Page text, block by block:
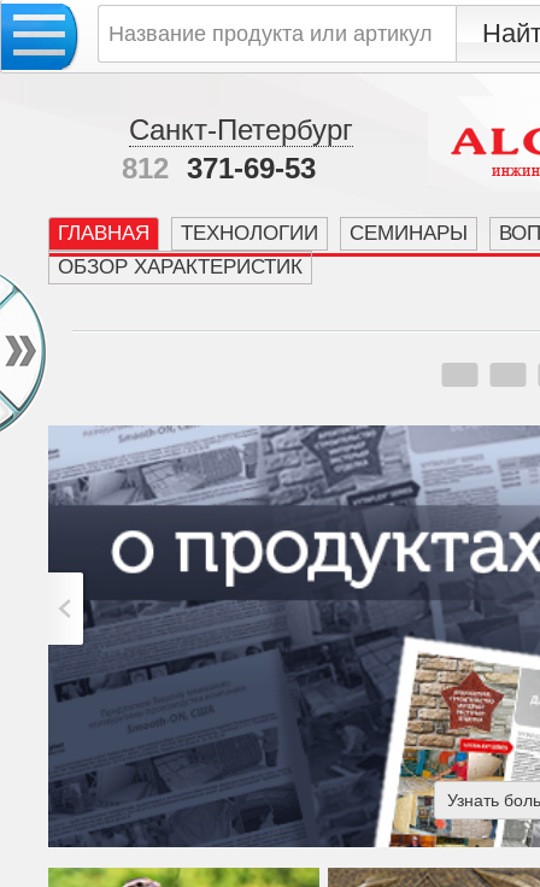
Санкт-Петербург
812 371-69-53
ГЛАВНАЯ ТЕХНОЛОГИИ СЕМИНАРЫ
ОБЗОР ХАРАКТЕРИСТИК
Узнать